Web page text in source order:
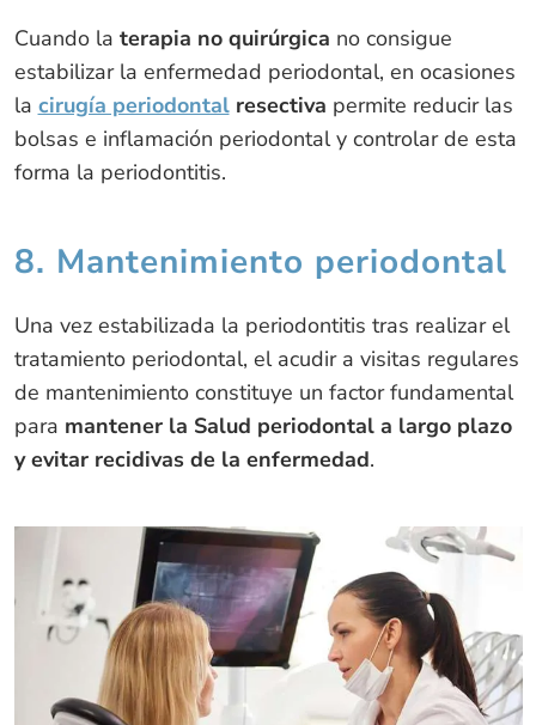
Cuando la terapia no quirúrgica no consigue
estabilizar la enfermedad periodontal, en ocasiones
la cirugía periodontalresectiva permite reducir las
bolsas e inflamación periodontal y controlar de esta
forma la periodontitis.
8. Mantenimiento periodontal
Una vez estabilizada la periodontitis tras realizar el
tratamiento periodontal, el acudir a visitas regulares
de mantenimiento constituye un factor fundamental
para mantener la Salud periodontal a largo plazo
y evitar recidivas de la enfermedad.